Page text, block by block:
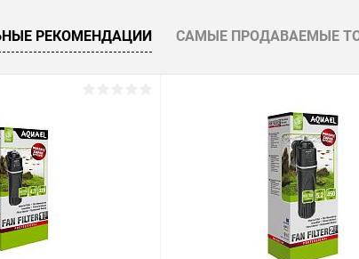
Под заказ
РЕКОМЕНДАЦИИ САМЫЕ ПРОДАВАЕМЫЕ